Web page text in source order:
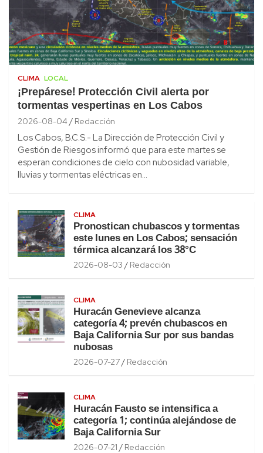
CLIMA LOCAL
¡Prepárese! Protección Civil alerta por
tormentas vespertinas en Los Cabos
2026-08-04 Redacción
Los Cabos, B.C.S.- La Dirección de Protección Civil y
Gestión de Riesgos informó que para este martes se
esperan condiciones de cielo con nubosidad variable,
lluvias y tormentas eléctricas en…
CLIMA
Pronostican chubascos y tormentas
este lunes en Los Cabos; sensación
térmica alcanzará los 38°C
2026-08-03 Redacción
CLIMA
Huracán Genevieve alcanza
categoría 4; prevén chubascos en
Baja California Sur por sus bandas
nubosas
2026-07-27 Redacción
CLIMA
Huracán Fausto se intensifica a
categoría 1; continúa alejándose de
Baja California Sur
2026-07-21 Redacción